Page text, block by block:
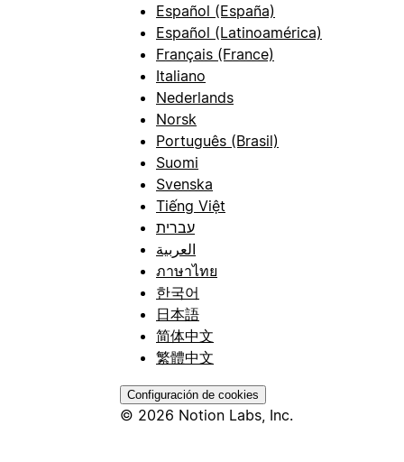
Español (España)
Español (Latinoamérica)
Français (France)
Italiano
Nederlands
Norsk
Português (Brasil)
Suomi
Svenska
Tiếng Việt
עברית
العربية
ภาษาไทย
한국어
日本語
简体中文
繁體中文
Configuración de cookies
© 2026 Notion Labs, Inc.